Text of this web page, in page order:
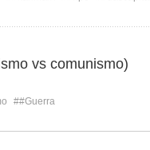
vs comunismo)
##Guerra